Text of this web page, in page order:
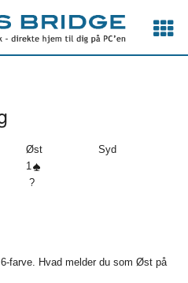
Øst
Syd
1
?
farve. Hvad melder du som Øst på